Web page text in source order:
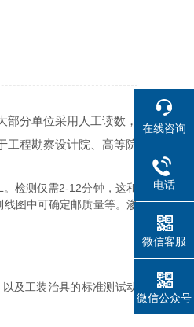
分单位采用人工读数，
工程勘察设计院、高等院
检测仅需2-12分钟，这和
图中可确定邮质量等。渗
及工装治具的标准测试动
在线咨询
电话
微信客服
微信公众号